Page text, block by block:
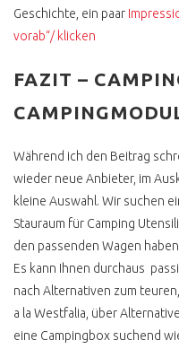
Geschichte, ein paar
vorab“/ klicken
FAZIT –
Während ich den Beitrag
wieder neue Anbieter, im
kleine Auswahl. Wir suchen
Stauraum für Camping
den passenden Wagen
Es kann Ihnen durchaus
nach Alternativen zum
a la Westfalia, über
eine Campingbox suchend